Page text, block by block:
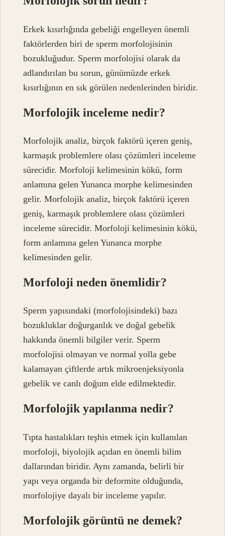
Erkek kısırlığında gebeliği engelleyen önemli
faktörlerden biri de sperm morfolojisinin
bozukluğudur. Sperm morfolojisi olarak da
adlandırılan bu sorun, günümüzde erkek
kısırlığının en sık görülen nedenlerinden biridir.
Morfolojik inceleme nedir?
Morfolojik analiz, birçok faktörü içeren geniş,
karmaşık problemlere olası çözümleri inceleme
sürecidir. Morfoloji kelimesinin kökü, form
anlamına gelen Yunanca morphe kelimesinden
gelir. Morfolojik analiz, birçok faktörü içeren
geniş, karmaşık problemlere olası çözümleri
inceleme sürecidir. Morfoloji kelimesinin kökü,
form anlamına gelen Yunanca morphe
kelimesinden gelir.
Morfoloji neden önemlidir?
Sperm yapısındaki (morfolojisindeki) bazı
bozukluklar doğurganlık ve doğal gebelik
hakkında önemli bilgiler verir. Sperm
morfolojisi olmayan ve normal yolla gebe
kalamayan çiftlerde artık mikroenjeksiyonla
gebelik ve canlı doğum elde edilmektedir.
Morfolojik yapılanma nedir?
Tıpta hastalıkları teşhis etmek için kullanılan
morfoloji, biyolojik açıdan en önemli bilim
dallarından biridir. Aynı zamanda, belirli bir
yapı veya organda bir deformite olduğunda,
morfolojiye dayalı bir inceleme yapılır.
Morfolojik görüntü ne demek?